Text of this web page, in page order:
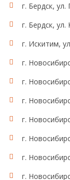
г. Бердск,
г. Бердск,
г. Искитим,
г.
г.
г.
г.
г.
г.
г.